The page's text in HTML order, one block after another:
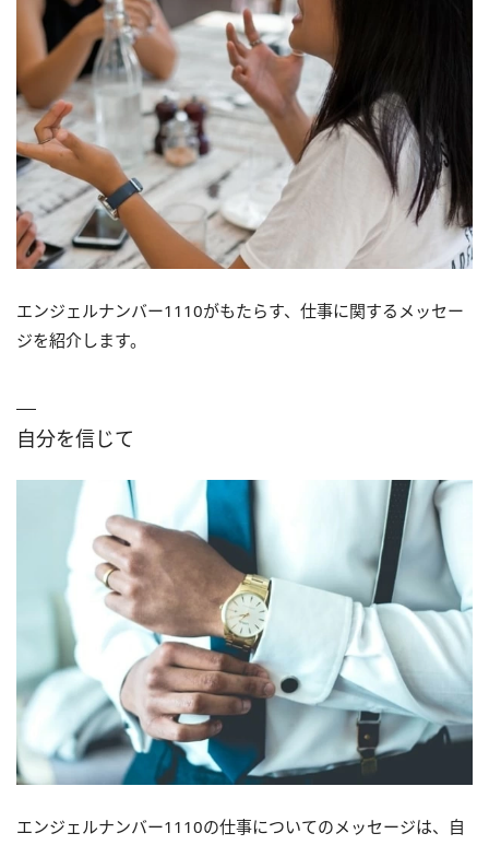
エンジェルナンバー1110がもたらす、仕事に関するメッセー
ジを紹介します。
自分を信じて
エンジェルナンバー1110の仕事についてのメッセージは、自